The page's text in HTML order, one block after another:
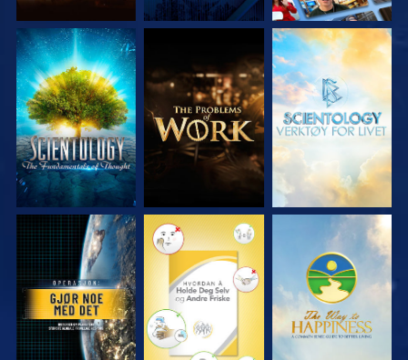
UTFORSK SERIEN UTFORSK SERIEN UTFORSK SERIEN
SE SE SE